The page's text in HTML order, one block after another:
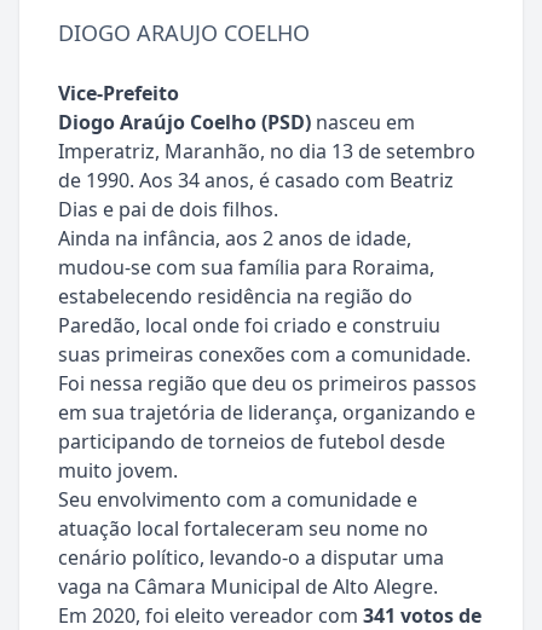
DIOGO ARAUJO COELHO
Vice-Prefeito
Diogo Araújo Coelho (PSD) nasceu em
Imperatriz, Maranhão, no dia 13 de setembro
de 1990. Aos 34 anos, é casado com Beatriz
Dias e pai de dois filhos.
Ainda na infância, aos 2 anos de idade,
mudou-se com sua família para Roraima,
estabelecendo residência na região do
Paredão, local onde foi criado e construiu
suas primeiras conexões com a comunidade.
Foi nessa região que deu os primeiros passos
em sua trajetória de liderança, organizando e
participando de torneios de futebol desde
muito jovem.
Seu envolvimento com a comunidade e
atuação local fortaleceram seu nome no
cenário político, levando-o a disputar uma
vaga na Câmara Municipal de Alto Alegre.
Em 2020, foi eleito vereador com 341 votos de